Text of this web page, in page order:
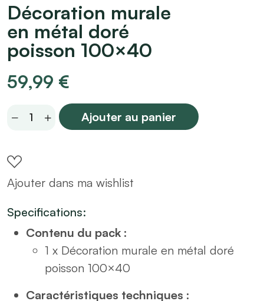
Décoration murale
en métal doré
poisson 100×40
59,99 €
Décoration
métal
doré
100×40
quantity
Ajouter au panier
Ajouter dans ma wishlist
Specifications:
Contenu du pack :
1 x Décoration murale en métal doré
poisson 100×40
Caractéristiques techniques :